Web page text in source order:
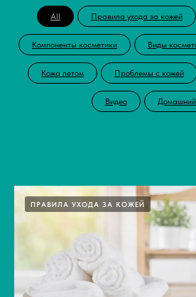
All Правила ухода за кожей
Компоненты косметики Виды
Кожа летом Проблемы с кожей
Видео Домашний
ПРАВИЛА УХОДА ЗА КОЖЕЙ